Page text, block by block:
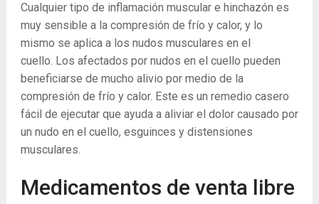
Cualquier tipo de inflamación muscular e hinchazón es
muy sensible a la compresión de frío y calor, y lo
mismo se aplica a los nudos musculares en el
cuello. Los afectados por nudos en el cuello pueden
beneficiarse de mucho alivio por medio de la
compresión de frío y calor. Este es un remedio casero
fácil de ejecutar que ayuda a aliviar el dolor causado por
un nudo en el cuello, esguinces y distensiones
musculares.
Medicamentos de venta libre